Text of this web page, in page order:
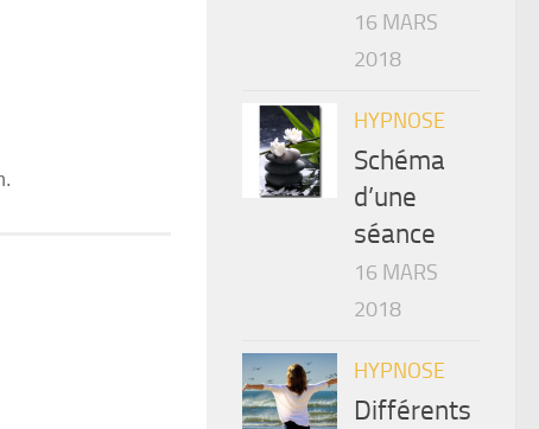
16 MARS
2018
HYPNOSE
Schéma
d’une
séance
16 MARS
2018
HYPNOSE
Différents